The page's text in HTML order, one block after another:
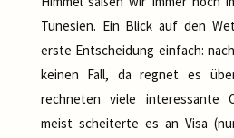
Tunesien. Ein Blick auf den
erste Entscheidung einfach: nach
keinen Fall, da regnet es
rechneten viele interessante
meist scheiterte es an Visa